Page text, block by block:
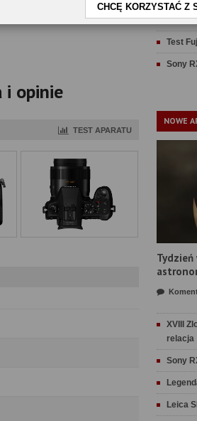
CHCĘ KORZYSTAĆ Z
i opinie
TEST APARATU
Test
Test
Sony
NOWE
XVIII
relacja
Sony
Leica